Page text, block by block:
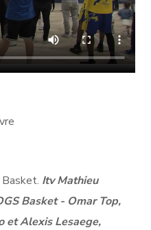
Itv Mathieu
Basket - Omar Top,
et Alexis Lesaege,